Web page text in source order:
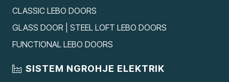
CLASSIC LEBO DOORS
GLASS DOOR | STEEL LOFT LEBO DOORS
FUNCTIONAL LEBO DOORS
SISTEM NGROHJE ELEKTRIK